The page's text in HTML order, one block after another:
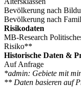
Bevölkerung nach
Bevölkerung nach
Risikodaten
MB-Research
Risiko**
Historische Daten &
Auf Anfrage
*admin: Gebiete mit
** Daten basieren auf